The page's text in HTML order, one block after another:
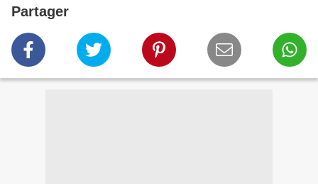
Partager